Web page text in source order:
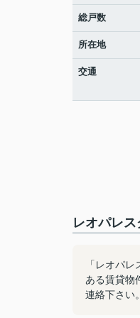
総戸数
所在地
交通
レオパレ
「レオパ
ある賃貸物
連絡下さい。